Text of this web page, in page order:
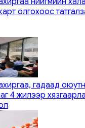
олгохоос
гадаад
4 жилээр